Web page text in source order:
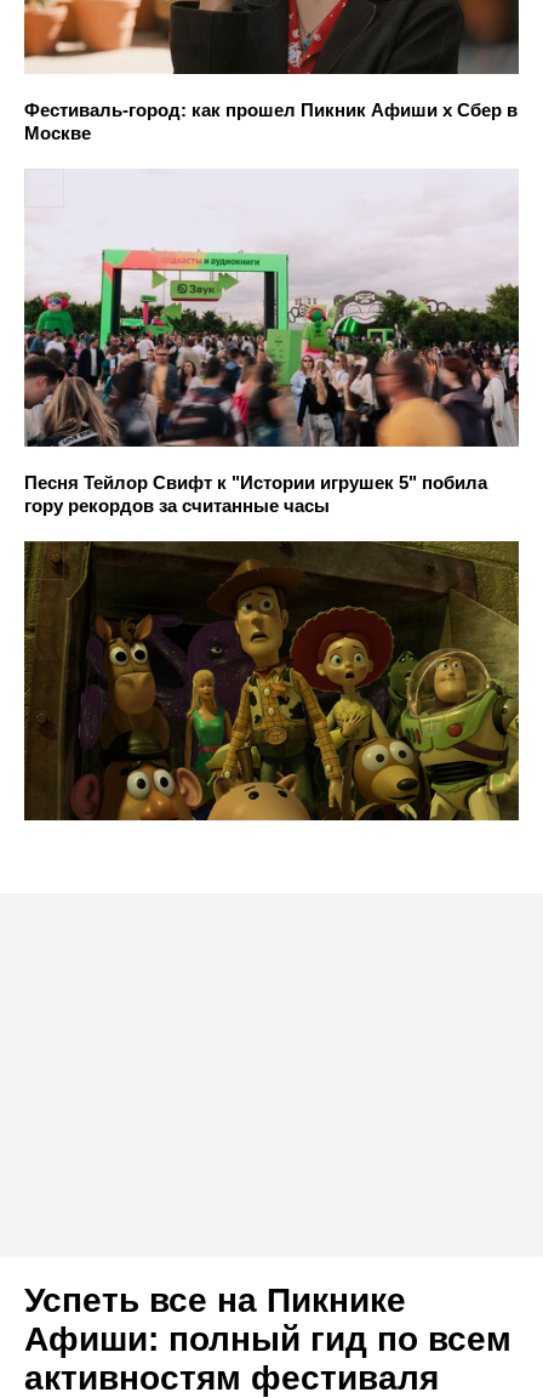
Фестиваль-город: как прошел Пикник Афиши х Сбер в
Москве
Песня Тейлор Свифт к "Истории игрушек 5" побила
гору рекордов за считанные часы
Успеть все на Пикнике
Афиши: полный гид по всем
активностям фестиваля